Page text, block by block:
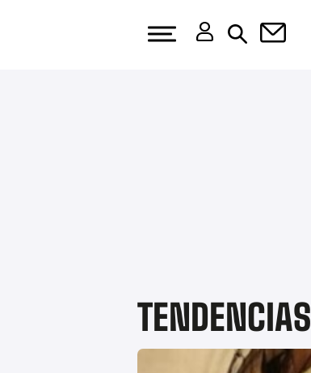
TENDENCIAS